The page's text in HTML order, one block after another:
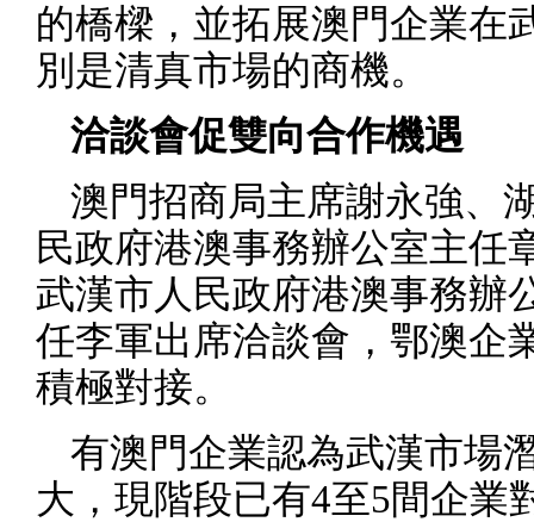
的橋樑，並拓展澳門企業在
別是清真市場的商機。
洽談會促雙向合作機遇
澳門招商局主席謝永強、
民政府港澳事務辦公室主任
武漢市人民政府港澳事務辦
任李軍出席洽談會，鄂澳企
積極對接。
有澳門企業認為武漢市場
大，現階段已有4至5間企業